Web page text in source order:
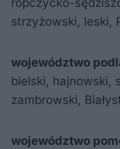
ropczycko-
strzyżowski, leski,
województwo
bielski, hajnowski,
zambrowski,
województwo